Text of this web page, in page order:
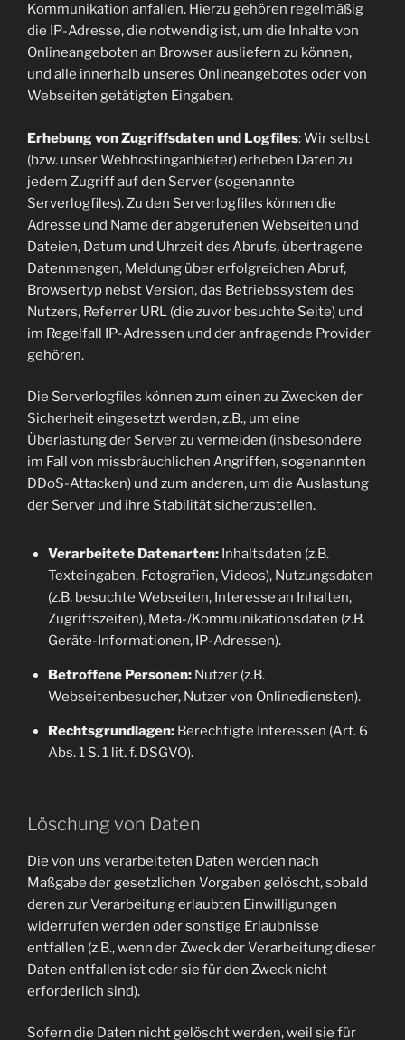
Kommunikation anfallen. Hierzu gehören regelmäßig
die IP-Adresse, die notwendig ist, um die Inhalte von
Onlineangeboten an Browser ausliefern zu können,
und alle innerhalb unseres Onlineangebotes oder von
Webseiten getätigten Eingaben.
Erhebung von Zugriffsdaten und Logfiles: Wir selbst
(bzw. unser Webhostinganbieter) erheben Daten zu
jedem Zugriff auf den Server (sogenannte
Serverlogfiles). Zu den Serverlogfiles können die
Adresse und Name der abgerufenen Webseiten und
Dateien, Datum und Uhrzeit des Abrufs, übertragene
Datenmengen, Meldung über erfolgreichen Abruf,
Browsertyp nebst Version, das Betriebssystem des
Nutzers, Referrer URL (die zuvor besuchte Seite) und
im Regelfall IP-Adressen und der anfragende Provider
gehören.
Die Serverlogfiles können zum einen zu Zwecken der
Sicherheit eingesetzt werden, z.B., um eine
Überlastung der Server zu vermeiden (insbesondere
im Fall von missbräuchlichen Angriffen, sogenannten
DDoS-Attacken) und zum anderen, um die Auslastung
der Server und ihre Stabilität sicherzustellen.
Verarbeitete Datenarten:Inhaltsdaten (z.B.
Texteingaben, Fotografien, Videos), Nutzungsdaten
(z.B. besuchte Webseiten, Interesse an Inhalten,
Zugriffszeiten), Meta-/Kommunikationsdaten (z.B.
Geräte-Informationen, IP-Adressen).
Betroffene Personen:Nutzer (z.B.
Webseitenbesucher, Nutzer von Onlinediensten).
Rechtsgrundlagen:Berechtigte Interessen (Art. 6
Abs. 1 S. 1 lit. f. DSGVO).
Löschung von Daten
Die von uns verarbeiteten Daten werden nach
Maßgabe der gesetzlichen Vorgaben gelöscht, sobald
deren zur Verarbeitung erlaubten Einwilligungen
widerrufen werden oder sonstige Erlaubnisse
entfallen (z.B., wenn der Zweck der Verarbeitung dieser
Daten entfallen ist oder sie für den Zweck nicht
erforderlich sind).
Sofern die Daten nicht gelöscht werden, weil sie für